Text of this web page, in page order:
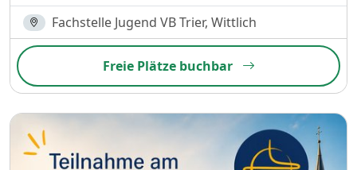
Fachstelle Jugend VB Trier, Wittlich
Freie Plätze buchbar